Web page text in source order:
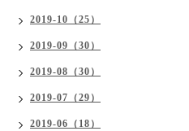
2019-10（25）
2019-09（30）
2019-08（30）
2019-07（29）
2019-06（18）